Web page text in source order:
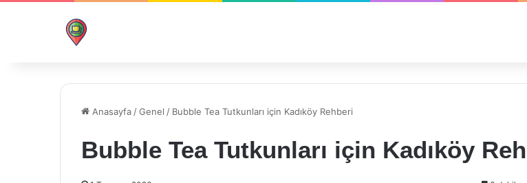
Anasayfa /Genel / Bubble Tea Tutkunları için Kadıköy Rehberi
Bubble Tea Tutkunları için Kadıköy